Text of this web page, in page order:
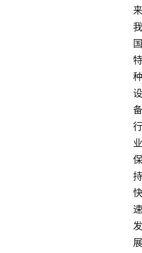
来
我
国
特
种
设
备
行
业
保
持
快
速
发
展